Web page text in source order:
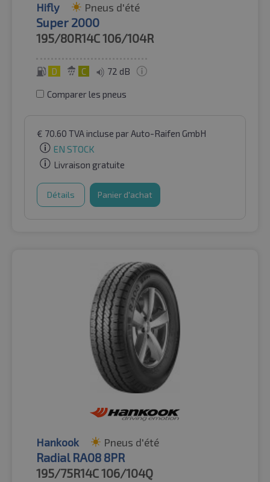
Hifly Pneus d'été
Super 2000
195/80R14C106/104R
D C 72 dB
Comparer les pneus
€ 70.60 TVA incluse par Auto-Raifen GmbH
EN STOCK
Livraison gratuite
Détails Panier d'achat
Hankook Pneus d'été
Radial RA08 8PR
195/75R14C106/104Q